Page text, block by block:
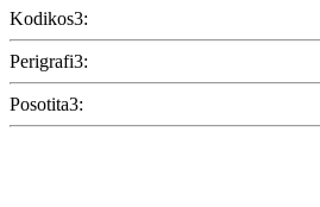
Kodikos3:
Perigrafi3:
Posotita3: